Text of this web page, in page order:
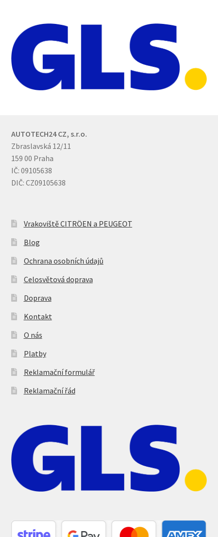
AUTOTECH24 CZ, s.r.o.
Zbraslavská 12/11
159 00 Praha
IČ: 09105638
DIČ: CZ09105638
Vrakoviště CITRÖEN a PEUGEOT
Blog
Ochrana osobních údajů
Celosvětová doprava
Doprava
Kontakt
O nás
Platby
Reklamační formulář
Reklamační řád